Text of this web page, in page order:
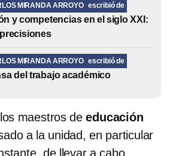
MIRANDA ARROYO escribió de
y competencias en el siglo XXI:
MIRANDA ARROYO escribió de
del trabajo académico
maestros de educación
a la unidad, en particular
de llevar a cabo